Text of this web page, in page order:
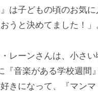
』は子どもの頃のお気
うと決めてました！」
レーンさんは、小さ
『音楽がある学校週間
きになって、『マン